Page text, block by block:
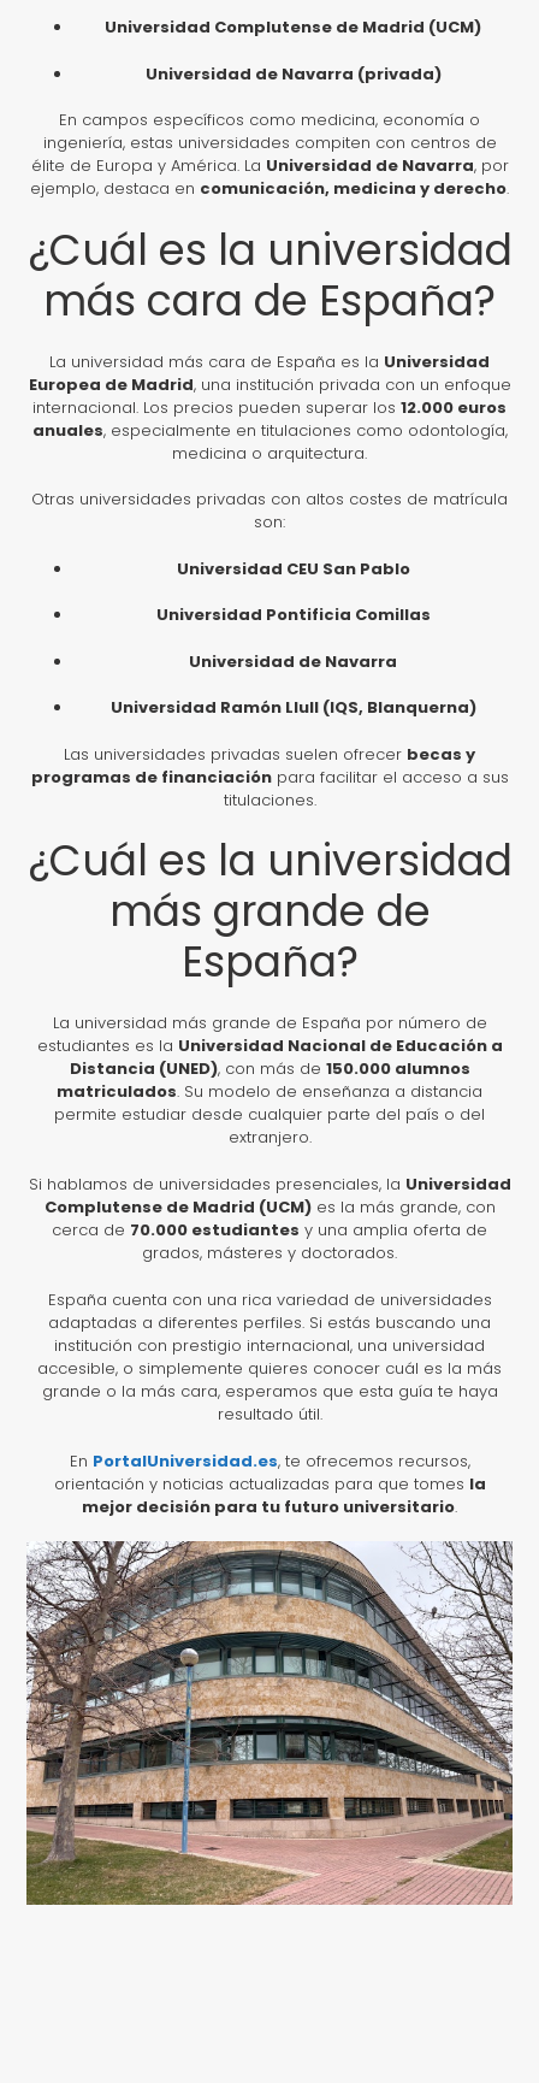
Universidad Complutense de Madrid (UCM)
Universidad de Navarra (privada)
En campos específicos como medicina, economía o
ingeniería, estas universidades compiten con centros de
élite de Europa y América. La Universidad de Navarra, por
ejemplo, destaca en comunicación, medicina y derecho.
¿Cuál es la universidad
más cara de España?
La universidad más cara de España es la Universidad
Europea de Madrid, una institución privada con un enfoque
internacional. Los precios pueden superar los 12.000 euros
anuales, especialmente en titulaciones como odontología,
medicina o arquitectura.
Otras universidades privadas con altos costes de matrícula
son:
Universidad CEU San Pablo
Universidad Pontificia Comillas
Universidad de Navarra
Universidad Ramón Llull (IQS, Blanquerna)
Las universidades privadas suelen ofrecer becas y
programas de financiaciónpara facilitar el acceso a sus
titulaciones.
¿Cuál es la universidad
más grande de
España?
La universidad más grande de España por número de
estudiantes es la Universidad Nacional de Educación a
Distancia (UNED), con más de 150.000 alumnos
matriculados. Su modelo de enseñanza a distancia
permite estudiar desde cualquier parte del país o del
extranjero.
Si hablamos de universidades presenciales, la Universidad
Complutense de Madrid (UCM)es la más grande, con
cerca de 70.000 estudiantes y una amplia oferta de
grados, másteres y doctorados.
España cuenta con una rica variedad de universidades
adaptadas a diferentes perfiles. Si estás buscando una
institución con prestigio internacional, una universidad
accesible, o simplemente quieres conocer cuál es la más
grande o la más cara, esperamos que esta guía te haya
resultado útil.
En PortalUniversidad.es, te ofrecemos recursos,
orientación y noticias actualizadas para que tomes la
mejor decisión para tu futuro universitario.